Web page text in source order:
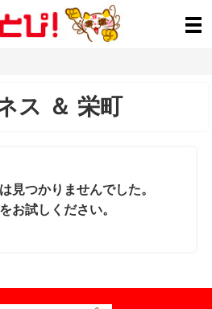
ス ＆ 栄町
見つかりませんでした。
お試しください。